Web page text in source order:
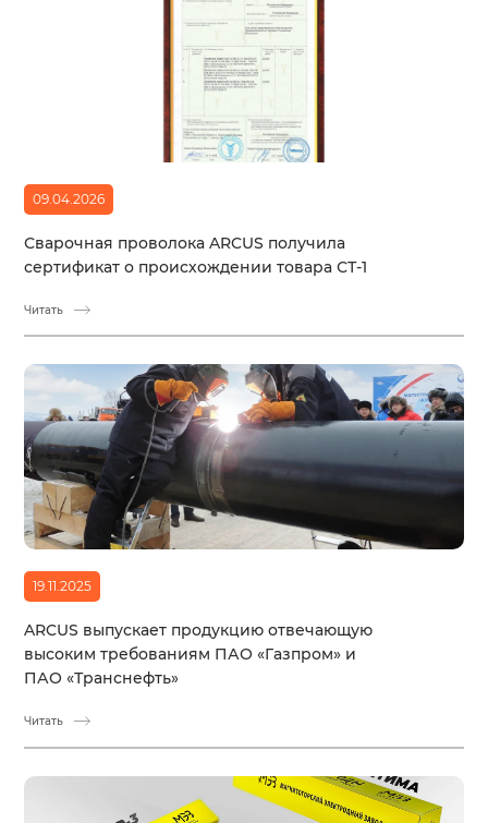
09.04.2026
Сварочная проволока ARCUS получила
сертификат о происхождении товара СТ-1
Читать
19.11.2025
ARCUS выпускает продукцию отвечающую
высоким требованиям ПАО «Газпром» и
ПАО «Транснефть»
Читать